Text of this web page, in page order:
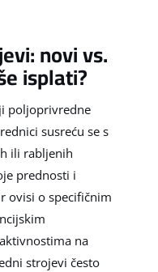
novi vs.
isplati?
poljoprivredne
susreću se s
ili rabljenih
prednosti i
ovisi o specifičnim
na
strojevi često